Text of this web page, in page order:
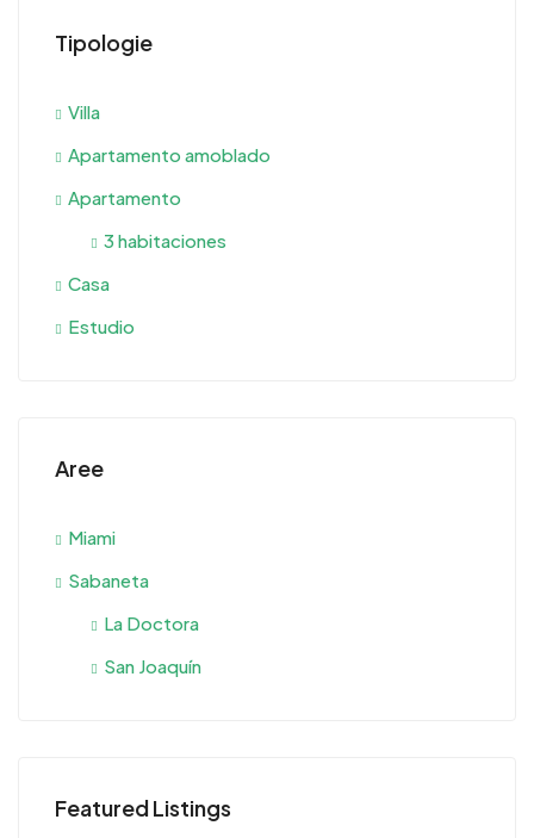
Tipologie
Villa
Apartamento amoblado
Apartamento
3 habitaciones
Casa
Estudio
Aree
Miami
Sabaneta
La Doctora
San Joaquín
Featured Listings